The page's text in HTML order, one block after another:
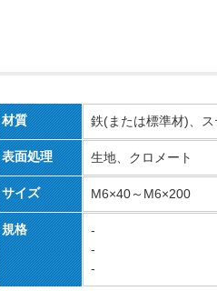
材質 鉄(または標準材)、ス
表面処理 生地、クロメート
サイズ M6×40～M6×200
規格
-
-
-